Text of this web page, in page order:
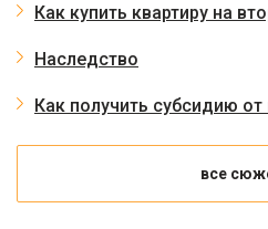
Как купить квартиру на
Наследство
Как получить субсидию от
все